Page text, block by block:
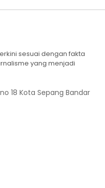
sesuai dengan fakta
yang menjadi
18 Kota Sepang Bandar